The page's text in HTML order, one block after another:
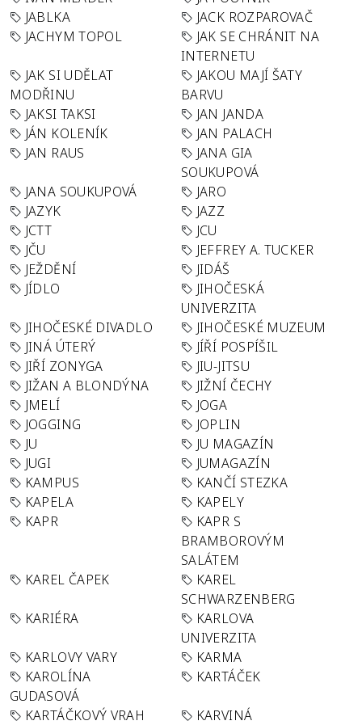
JABLKA
JACK ROZPAROVAČ
JACHYM TOPOL
JAK SE CHRÁNIT NA
INTERNETU
JAK SI UDĚLAT
MODŘINU
JAKOU MAJÍ ŠATY
BARVU
JAKSI TAKSI
JAN JANDA
JÁN KOLENÍK
JAN PALACH
JAN RAUS
JANA GIA
SOUKUPOVÁ
JANA SOUKUPOVÁ
JARO
JAZYK
JAZZ
JCTT
JCU
JČU
JEFFREY A. TUCKER
JEŽDĚNÍ
JIDÁŠ
JÍDLO
JIHOČESKÁ
UNIVERZITA
JIHOČESKÉ DIVADLO
JIHOČESKÉ MUZEUM
JINÁ ÚTERÝ
JÍŘÍ POSPÍŠIL
JIŘÍ ZONYGA
JIU-JITSU
JIŽAN A BLONDÝNA
JIŽNÍ ČECHY
JMELÍ
JOGA
JOGGING
JOPLIN
JU
JU MAGAZÍN
JUGI
JUMAGAZÍN
KAMPUS
KANČÍ STEZKA
KAPELA
KAPELY
KAPR
KAPR S
BRAMBOROVÝM
SALÁTEM
KAREL ČAPEK
KAREL
SCHWARZENBERG
KARIÉRA
KARLOVA
UNIVERZITA
KARLOVY VARY
KARMA
KAROLÍNA
GUDASOVÁ
KARTÁČEK
KARTÁČKOVÝ VRAH
KARVINÁ